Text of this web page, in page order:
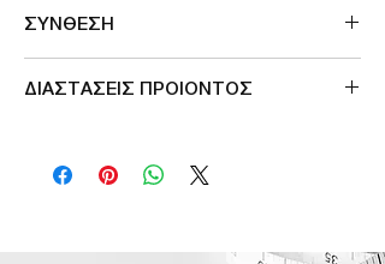
ΣΥΝΘΕΣΗ
ΔΙΑΣΤΑΣΕΙΣ ΠΡΟΙΟΝΤΟΣ